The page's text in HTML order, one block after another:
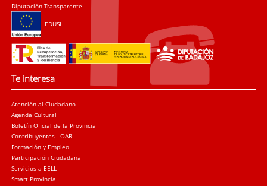
Diputación Transparente
EDUSI
Te interesa
Atención al Ciudadano
Agenda Cultural
Boletín Oficial de la Provincia
Contribuyentes - OAR
Formación y Empleo
Participación Ciudadana
Servicios a EELL
Smart Provincia